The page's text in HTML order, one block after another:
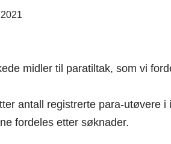
midler til paratiltak, som vi
antall registrerte para-utøvere
fordeles etter søknader.